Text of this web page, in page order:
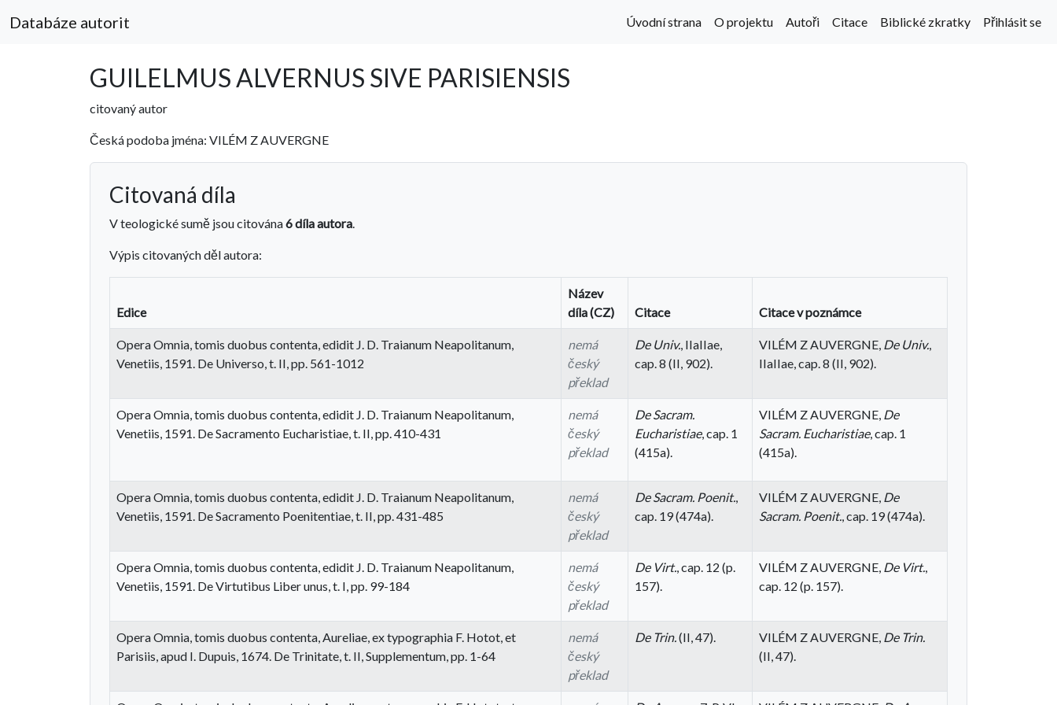
Databáze autorit Úvodní strana O projektu Autoři Citace Biblické zkratky Přihlásit se
GUILELMUS ALVERNUS SIVE PARISIENSIS
citovaný autor
Česká podoba jména: VILÉM Z AUVERGNE
Citovaná díla
V teologické sumě jsou citována6 díla autora.
Výpis citovaných děl autora:
Edice
Název
díla (CZ)
Citace Citace v poznámce
Opera Omnia, tomis duobus contenta, edidit J. D. Traianum Neapolitanum,
Venetiis, 1591. De Universo, t. II, pp. 561-1012
nemá
český
překlad
De Univ., IIaIIae,
cap. 8 (II, 902).
VILÉM Z AUVERGNE, De Univ.,
IIaIIae, cap. 8 (II, 902).
Opera Omnia, tomis duobus contenta, edidit J. D. Traianum Neapolitanum,
Venetiis, 1591. De Sacramento Eucharistiae, t. II, pp. 410-431
nemá
český
překlad
De Sacram.
Eucharistiae, cap. 1
(415a).
VILÉM Z AUVERGNE, De
Sacram. Eucharistiae, cap. 1
(415a).
Opera Omnia, tomis duobus contenta, edidit J. D. Traianum Neapolitanum,
Venetiis, 1591. De Sacramento Poenitentiae, t. II, pp. 431-485
nemá
český
překlad
De Sacram. Poenit.,
cap. 19 (474a).
VILÉM Z AUVERGNE, De
Sacram. Poenit., cap. 19 (474a).
Opera Omnia, tomis duobus contenta, edidit J. D. Traianum Neapolitanum,
Venetiis, 1591. De Virtutibus Liber unus, t. I, pp. 99-184
nemá
český
překlad
De Virt., cap. 12 (p.
157).
VILÉM Z AUVERGNE, De Virt.,
cap. 12 (p. 157).
Opera Omnia, tomis duobus contenta, Aureliae, ex typographia F. Hotot, et
Parisiis, apud I. Dupuis, 1674. De Trinitate, t. II, Supplementum, pp. 1-64
nemá
český
překlad
De Trin.(II, 47). VILÉM Z AUVERGNE, De Trin.
(II, 47).